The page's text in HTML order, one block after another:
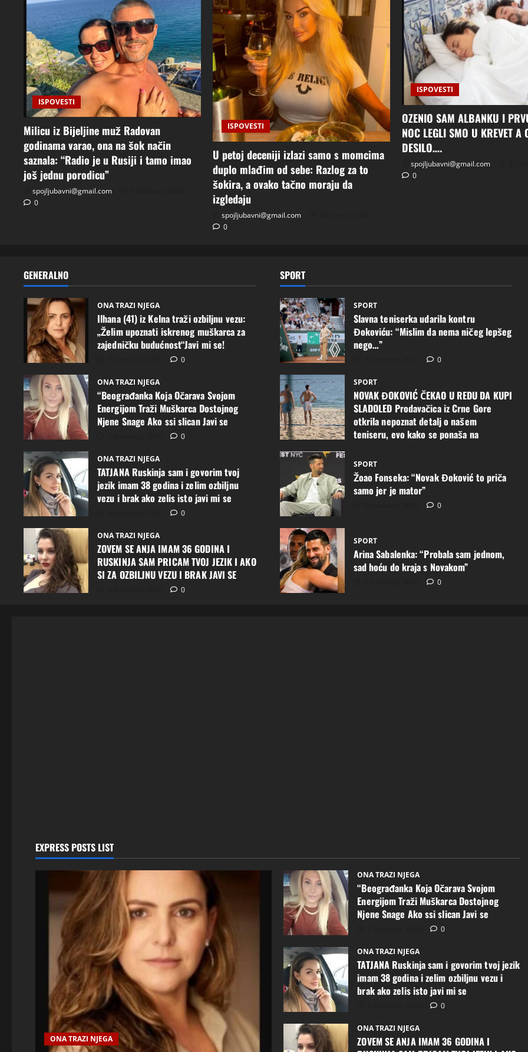
ISPOVESTI
Milicu iz Bijeljine muž Radovan
godinama varao, ona na šok način
saznala: “Radio je u Rusiji i tamo imao
još jednu porodicu”
spojljubavni@gmail.com
0
ISPOVESTI
U petoj deceniji izlazi samo s momcima
duplo mlađim od sebe: Razlog za to
šokira, a ovako tačno moraju da
izgledaju
spojljubavni@gmail.com
0
ISPOVESTI
OZENIO SAM ALBANKU I
NOC LEGLI SMO U KREVET A
DESILO….
spojljubavni@gmail.com
0
GENERALNO
ONA TRAZI NJEGA
Ilhana (41) iz Kelna traži ozbiljnu vezu:
„Želim upoznati iskrenog muškarca za
zajedničku budućnost“Javi mi se!
0
ONA TRAZI NJEGA
“Beograđanka Koja Očarava Svojom
Energijom Traži Muškarca Dostojnog
Njene Snage Ako ssi slican Javi se
0
ONA TRAZI NJEGA
TATJANA Ruskinja sam i govorim tvoj
jezik imam 38 godina i zelim ozbiljnu
vezu i brak ako zelis isto javi mi se
0
ONA TRAZI NJEGA
ZOVEM SE ANJA IMAM 36 GODINA I
RUSKINJA SAM PRICAM TVOJ JEZIK I AKO
SI ZA OZBILJNU VEZU I BRAK JAVI SE
0
SPORT
SPORT
Slavna teniserka udarila kontru
Đokoviću: “Mislim da nema ničeg lepšeg
nego…”
0
SPORT
NOVAK ĐOKOVIĆ ČEKAO U REDU DA KUPI
SLADOLED Prodavačica iz Crne Gore
otkrila nepoznat detalj o našem
teniseru, evo kako se ponaša na
7 kolovoza, 2026
SPORT
Žoao Fonseka: “Novak Đoković to priča
samo jer je mator”
0
SPORT
Arina Sabalenka: “Probala sam jednom,
sad hoću do kraja s Novakom”
0
EXPRESS POSTS LIST
ONA TRAZI NJEGA
ONA TRAZI NJEGA
“Beograđanka Koja Očarava Svojom
Energijom Traži Muškarca Dostojnog
Njene Snage Ako ssi slican Javi se
0
ONA TRAZI NJEGA
TATJANA Ruskinja sam i govorim tvoj jezik
imam 38 godina i zelim ozbiljnu vezu i
brak ako zelis isto javi mi se
0
ONA TRAZI NJEGA
ZOVEM SE ANJA IMAM 36 GODINA I